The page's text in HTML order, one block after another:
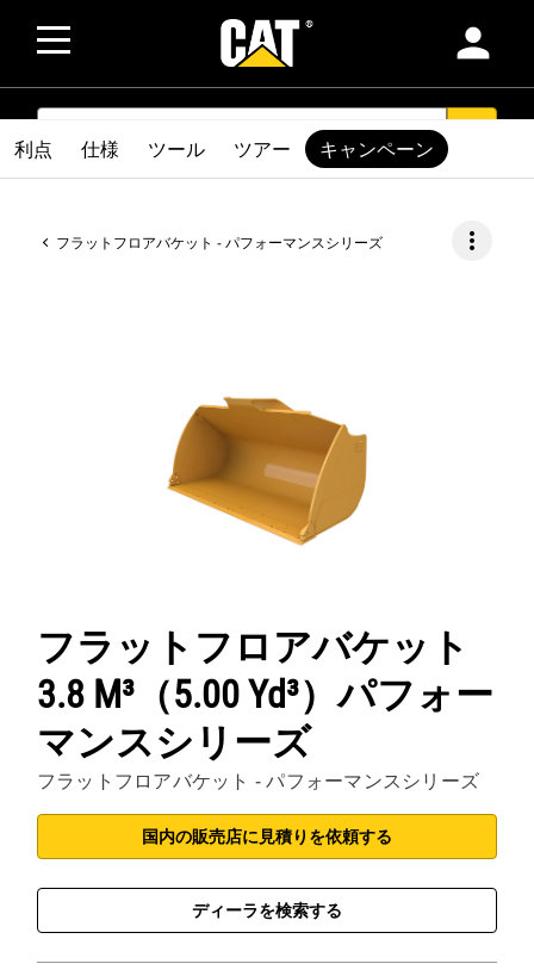
person
SEARCH
フラットフロアバケット - パフォーマンスシリーズ more_vert
フラットフロアバケット
3.8 M³（5.00 Yd³）パフォー
マンスシリーズ
フラットフロアバケット - パフォーマンスシリーズ
国内の販売店に見積りを依頼する
ディーラを検索する
利点 仕様 ツール ツアー キャンペーン